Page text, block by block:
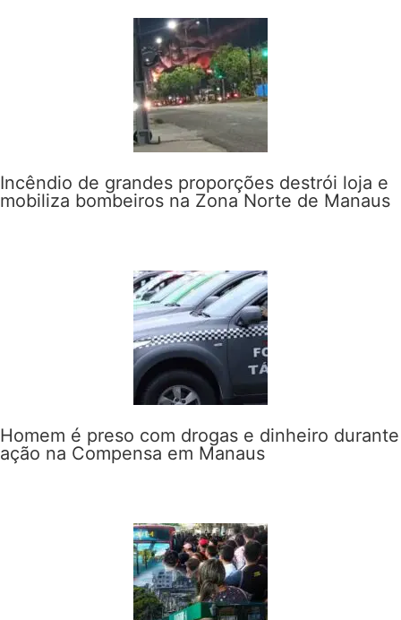
Incêndio de grandes proporções destrói loja e
mobiliza bombeiros na Zona Norte de Manaus
Homem é preso com drogas e dinheiro durante
ação na Compensa em Manaus